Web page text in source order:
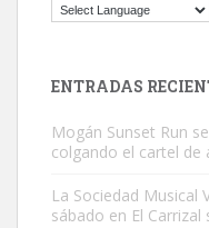
El ayuntamiento se va a
ENTRADAS
Mogán Sunset Run
colgando el cartel
La Sociedad Musical
sábado en El Carrizal